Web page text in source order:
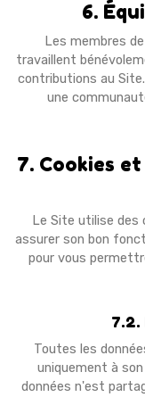
6.
Les membres
travaillent
contributions au
une
7. Cookies
Le Site utilise
assurer son bon
pour vous
7.2.
Toutes les
uniquement à
données n'est